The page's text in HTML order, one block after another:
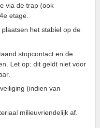
via de trap (ook
etage.
het stabiel op de
stopcontact en de
Let op: dit geldt niet voor
(indien van
milieuvriendelijk af.